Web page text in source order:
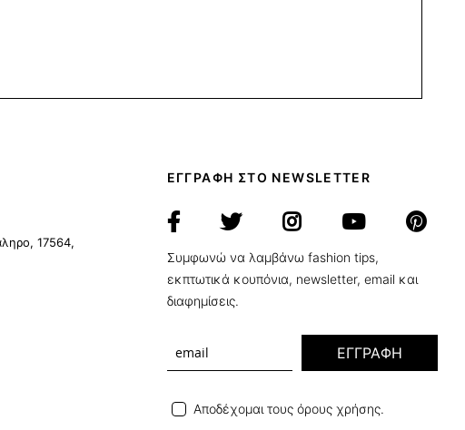
17564,
ΕΓΓΡΑΦΗ ΣΤΟ NEWSLETTER
Συμφωνώ να λαμβάνω fashion tips,
εκπτωτικά κουπόνια, newsletter, email και
διαφημίσεις.
ΕΓΓΡΑΦΗ
Αποδέχομαι τους όρους χρήσης.